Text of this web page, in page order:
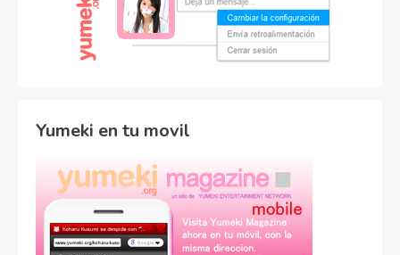
Yumeki en tu movil